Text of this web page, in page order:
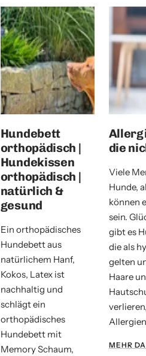
Hundebett
orthopädisch |
Hundekissen
orthopädisch |
natürlich &
gesund
Ein orthopädisches
Hundebett aus
natürlichem Hanf,
Kokos, Latex ist
nachhaltig und
schlägt ein
orthopädisches
Hundebett mit
Memory Schaum,
die
Viele
Hunde,
können
sein.
gibt es
die als
gelten
Haare
MEHR